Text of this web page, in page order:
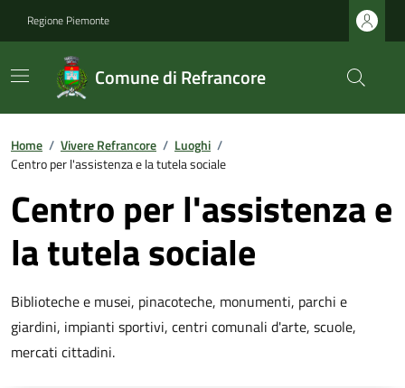
Regione Piemonte
Comune di Refrancore
Home / Vivere Refrancore / Luoghi /
Centro per l'assistenza e la tutela sociale
Centro per l'assistenza e
la tutela sociale
Biblioteche e musei, pinacoteche, monumenti, parchi e
giardini, impianti sportivi, centri comunali d'arte, scuole,
mercati cittadini.